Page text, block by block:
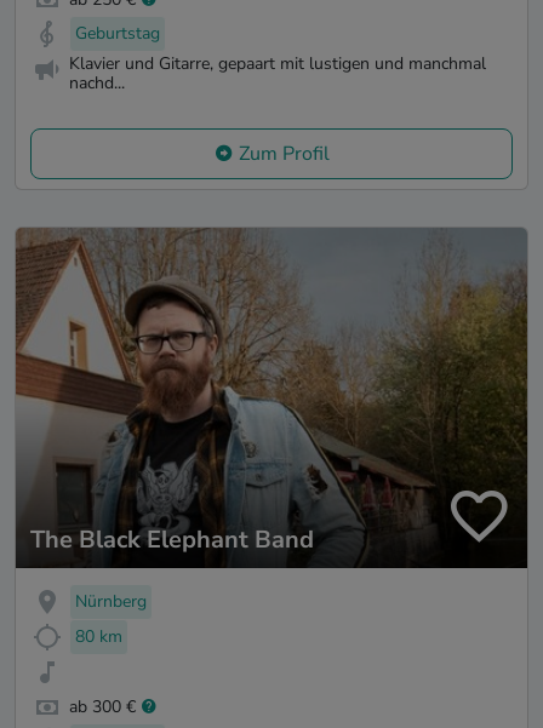
Geburtstag
Klavier und Gitarre, gepaart mit lustigen und manchmal
nachd...
Zum Profil
The Black Elephant Band
Nürnberg
80 km
ab 300 €